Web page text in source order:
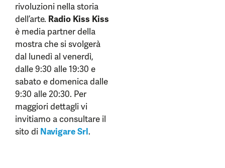
rivoluzioni nella storia
dell’arte. Radio Kiss Kiss
è media partner della
mostra che si svolgerà
dal lunedì al venerdì,
dalle 9:30 alle 19:30 e
sabato e domenica dalle
9:30 alle 20:30. Per
maggiori dettagli vi
invitiamo a consultare il
sito di Navigare Srl.